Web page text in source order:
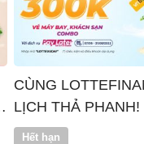
CÙNG
LỊCH THẢ PHANH!
Hết hạn